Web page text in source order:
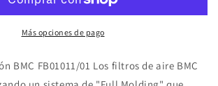
Más opciones de pago
BMC FB01011/01 Los filtros de aire BMC